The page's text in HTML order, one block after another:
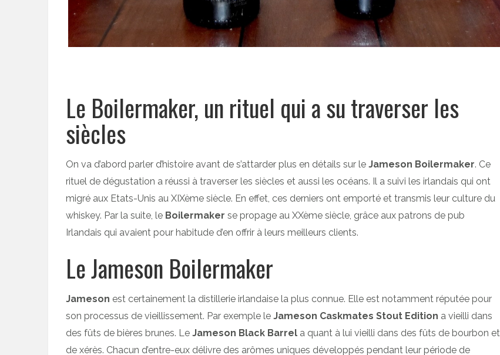
Le Boilermaker, un rituel qui a su traverser les
siècles
On va d’abord parler d’histoire avant de s’attarder plus en détails sur le Jameson Boilermaker. Ce
rituel de dégustation a réussi à traverser les siècles et aussi les océans. Il a suivi les irlandais qui ont
migré aux Etats-Unis au XIXème siècle. En effet, ces derniers ont emporté et transmis leur culture du
whiskey. Par la suite, le Boilermaker se propage au XXème siècle, grâce aux patrons de pub
Irlandais qui avaient pour habitude d’en offrir à leurs meilleurs clients.
Le Jameson Boilermaker
Jameson est certainement la distillerie irlandaise la plus connue. Elle est notamment réputée pour
son processus de vieillissement. Par exemple le Jameson Caskmates Stout Edition a vieilli dans
des fûts de bières brunes. Le Jameson Black Barrel a quant à lui vieilli dans des fûts de bourbon et
de xérès. Chacun d’entre-eux délivre des arômes uniques développés pendant leur période de